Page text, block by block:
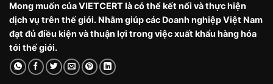
Mong muốn của VIETCERT là có thể kết nối và thực hiện
dịch vụ trên thế giới. Nhằm giúp các Doanh nghiệp Việt Nam
đạt đủ điều kiện và thuận lợi trong việc xuất khẩu hàng hóa
tới thế giới.